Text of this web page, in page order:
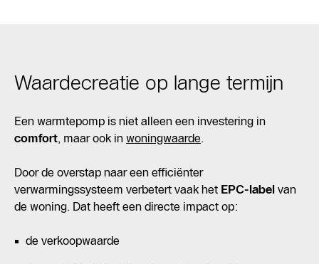
Waardecreatie op lange termijn
Een warmtepomp is niet alleen een investering in
comfort, maar ook in woningwaarde.
Door de overstap naar een efficiënter
verwarmingssysteem verbetert vaak het EPC-label van
de woning. Dat heeft een directe impact op:
de verkoopwaarde